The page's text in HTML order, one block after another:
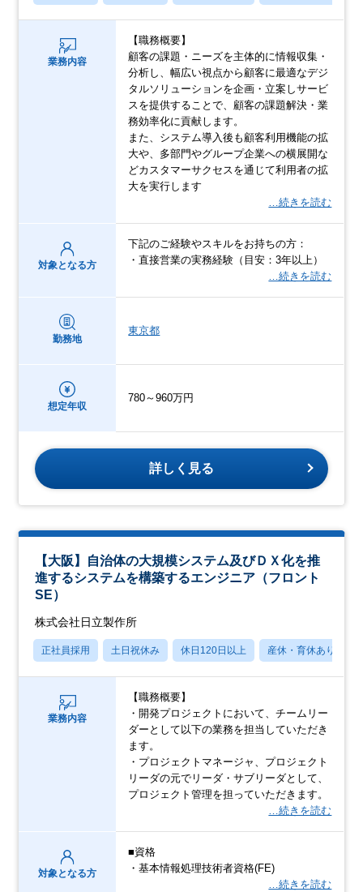
業務内容
【職務概要】
顧客の課題・ニーズを主体的に情報収集・
分析し、幅広い視点から顧客に最適なデジ
タルソリューションを企画・立案しサービ
スを提供することで、顧客の課題解決・業
務効率化に貢献します。
また、システム導入後も顧客利用機能の拡
大や、多部門やグループ企業への横展開な
どカスタマーサクセスを通じて利用者の拡
大を実行します
…続きを読む
対象となる方
下記のご経験やスキルをお持ちの方：
・直接営業の実務経験（目安：3年以上）
…続きを読む
勤務地
東京都
想定年収
780～960万円
詳しく見る
【大阪】自治体の大規模システム及びＤＸ化を推
進するシステムを構築するエンジニア（フロント
SE）
株式会社日立製作所
正社員採用 土日祝休み 休日120日以上 産休・育休あり
業務内容
【職務概要】
・開発プロジェクトにおいて、チームリー
ダーとして以下の業務を担当していただき
ます。
・プロジェクトマネージャ、プロジェクト
リーダの元でリーダ・サブリーダとして、
プロジェクト管理を担っていただきます。
…続きを読む
対象となる方
■資格
・基本情報処理技術者資格(FE)
…続きを読む